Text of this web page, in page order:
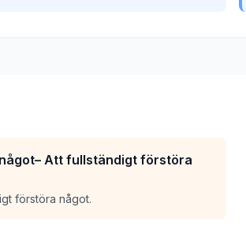
Att fullständigt förstöra
förstöra något.